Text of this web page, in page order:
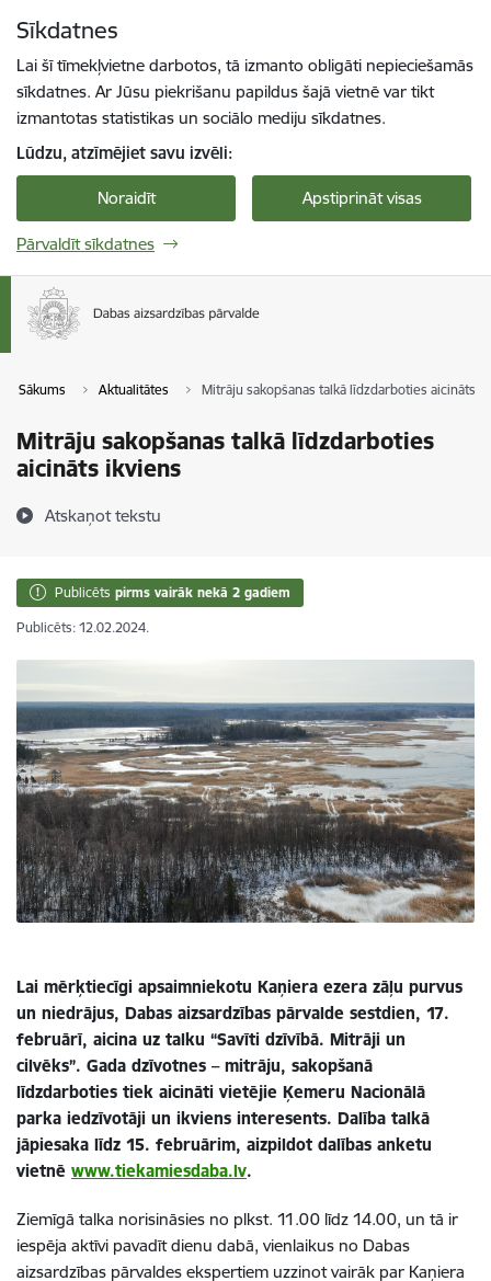
Sīkdatnes
Lai šī tīmekļvietne darbotos, tā izmanto obligāti nepieciešamās
sīkdatnes. Ar Jūsu piekrišanu papildus šajā vietnē var tikt
izmantotas statistikas un sociālo mediju sīkdatnes.
Lūdzu, atzīmējiet savu izvēli:
Noraidīt Apstiprināt visas
Pārvaldīt sīkdatnes
Sākums Aktualitātes Mitrāju sakopšanas talkā līdzdarboties aicināts
Mitrāju sakopšanas talkā līdzdarboties
aicināts ikviens
Atskaņot tekstu
Publicēts pirms vairāk nekā 2 gadiem
Publicēts: 12.02.2024.
Lai mērķtiecīgi apsaimniekotu Kaņiera ezera zāļu purvus
un niedrājus, Dabas aizsardzības pārvalde sestdien, 17.
februārī, aicina uz talku “Savīti dzīvībā. Mitrāji un
cilvēks”. Gada dzīvotnes – mitrāju, sakopšanā
līdzdarboties tiek aicināti vietējie Ķemeru Nacionālā
parka iedzīvotāji un ikviens interesents. Dalība talkā
jāpiesaka līdz 15. februārim, aizpildot dalības anketu
vietnē www.tiekamiesdaba.lv.
Ziemīgā talka norisināsies no plkst. 11.00 līdz 14.00, un tā ir
iespēja aktīvi pavadīt dienu dabā, vienlaikus no Dabas
aizsardzības pārvaldes ekspertiem uzzinot vairāk par Kaņiera